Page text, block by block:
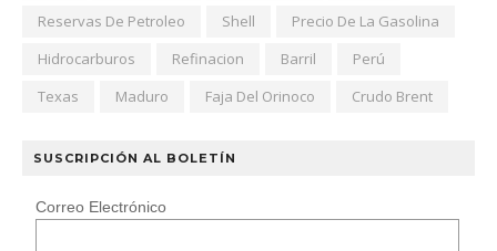
Reservas De Petroleo
Shell
Precio De La Gasolina
Hidrocarburos
Refinacion Barril
Perú
Texas
Maduro Faja Del Orinoco Crudo Brent
SUSCRIPCIÓN AL BOLETÍN
Correo Electrónico